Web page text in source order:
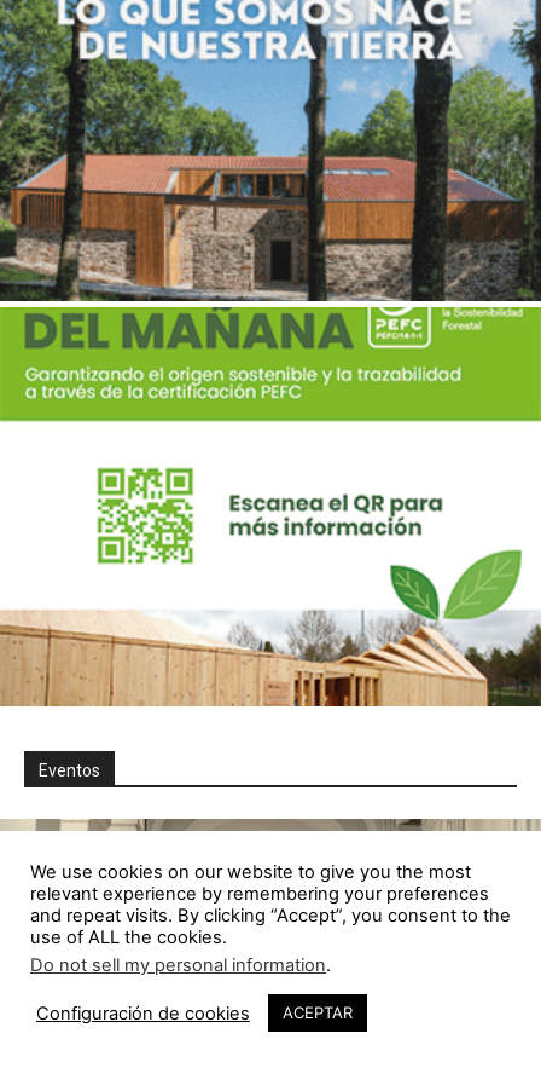
Eventos
We use cookies on our website to give you the most
relevant experience by remembering your preferences
and repeat visits. By clicking “Accept”, you consent to the
use of ALL the cookies.
Do not sell my personal information.
Configuración de cookies ACEPTAR